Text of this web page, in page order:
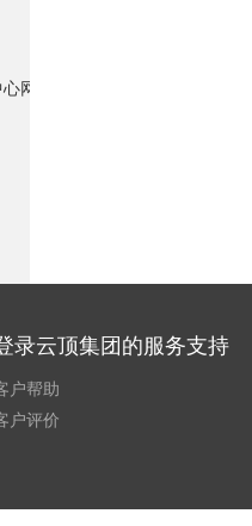
网站已成功上线
录云顶集团的服务支持
户帮助
户评价